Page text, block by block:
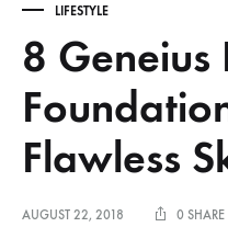
LIFESTYLE
8
Flawless
AUGUST 22, 2018 0 SHARE